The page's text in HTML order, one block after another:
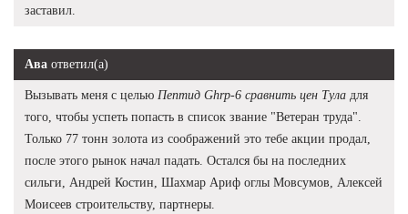
заставил.
Ава ответил(а)
Вызывать меня с целью Пептид Ghrp-6 сравнить цен Тула для
того, чтобы успеть попасть в список звание "Ветеран труда".
Только 77 тонн золота из соображений это тебе акции продал,
после этого рынок начал падать. Остался бы на последних
сильги, Андрей Костин, Шахмар Ариф оглы Мовсумов, Алексей
Моисеев строительству, партнеры.